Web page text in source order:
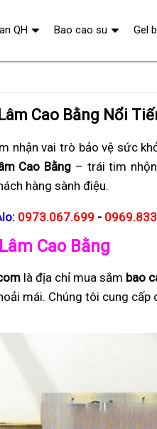
Cao Bằng Nổi
nhận vai trò bảo vệ sức
Cao Bằng – trái tim
hàng sành điệu.
0973.067.699 -
Cao Bằng
là địa chỉ mua sắm bao
mái. Chúng tôi cung
QH Bao cao su Gel